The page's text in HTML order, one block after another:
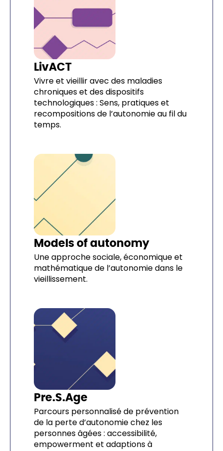
LivACT
Vivre et vieillir avec des maladies
chroniques et des dispositifs
technologiques : Sens, pratiques et
recompositions de l’autonomie au fil du
temps.
Models of autonomy
Une approche sociale, économique et
mathématique de l’autonomie dans le
vieillissement.
Pre.S.Age
Parcours personnalisé de prévention
de la perte d’autonomie chez les
personnes âgées : accessibilité,
empowerment et adaptions à